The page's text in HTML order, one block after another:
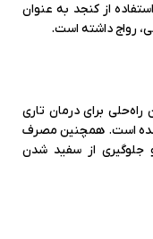
از کنجد به عنوان
رواج داشته است.
برای درمان تاری
است. همچنین مصرف
جلوگیری از سفید شدن